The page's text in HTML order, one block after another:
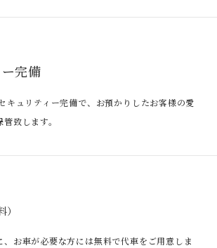
完備
キュリティー完備で、お預かりしたお客様の愛
致します。
）
、お車が必要な方には無料で代車をご用意しま